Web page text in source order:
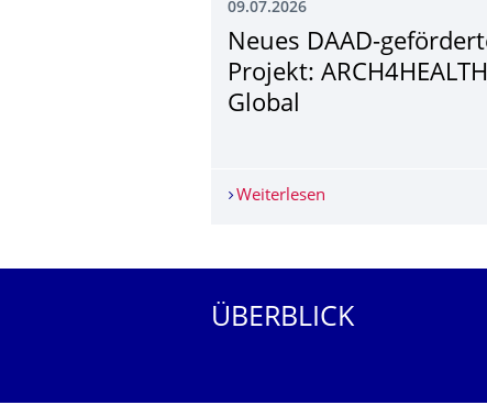
09.07.2026
Neues DAAD-
Projekt: ARCH4HEALTH
Global
Weiterlesen Neues DAAD-
ÜBERBLICK